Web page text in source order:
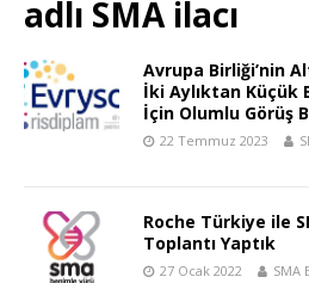
adlı SMA ilacı
Avrupa Birliği’nin
İki Aylıktan Küçük
İçin Olumlu Görüş
22 Temmuz 2023
Roche Türkiye ile
Toplantı Yaptık
27 Ocak 2022 SMA